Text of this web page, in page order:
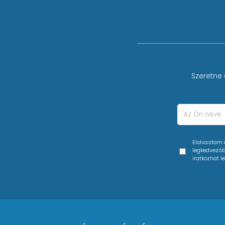
- Működési módok: ILDA, DMX, LAN, ArtNet,
- Tartozékok: tápkábel, kulcs, használati
- Bemeneti feszültség: 85 V - 250 V / AC, 50/60
- Méretek: 210 x 215 x 142 mm (H x SZ x M)Elolvastam
iratkozhat